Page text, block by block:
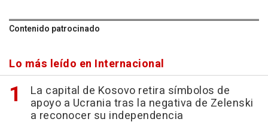
Contenido patrocinado
Lo más leído en Internacional
La capital de Kosovo retira símbolos de
apoyo a Ucrania tras la negativa de Zelenski
a reconocer su independencia